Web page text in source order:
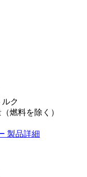
ク
燃料を除く）
製品詳細